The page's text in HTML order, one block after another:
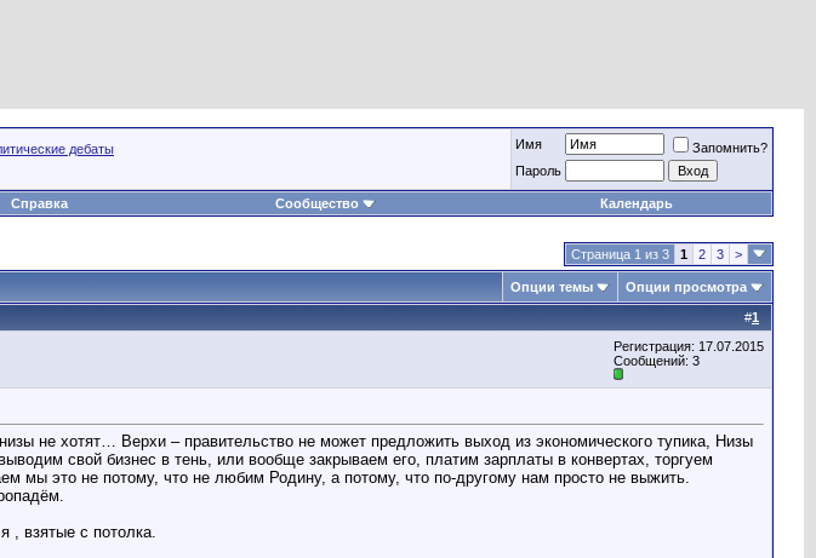
дебаты Имя
Запомнить?
Пароль
Справка Сообщество Календарь
Страница 1 из 3 1 2 3 >
Опции темы Опции просмотра
#1
Регистрация: 17.07.2015
Сообщений: 3
не хотят… Верхи – правительство не может предложить выход из экономического тупика, Низы
свой бизнес в тень, или вообще закрываем его, платим зарплаты в конвертах, торгуем
это не потому, что не любим Родину, а потому, что по-другому нам просто не выжить.
, взятые с потолка.